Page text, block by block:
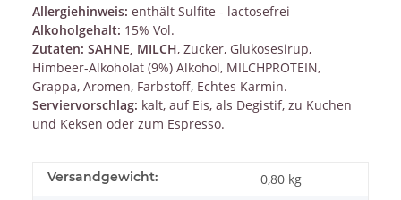
Allergiehinweis: enthält Sulfite - lactosefrei
Alkoholgehalt: 15% Vol.
Zutaten: SAHNE, MILCH, Zucker, Glukosesirup,
Himbeer-Alkoholat (9%) Alkohol, MILCHPROTEIN,
Grappa, Aromen, Farbstoff, Echtes Karmin.
Serviervorschlag: kalt, auf Eis, als Degistif, zu Kuchen
und Keksen oder zum Espresso.
Versandgewicht: 0,80 kg